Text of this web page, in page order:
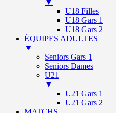
▼
U18 Filles
U18 Gars 1
U18 Gars 2
ÉQUIPES ADULTES
▼
Seniors Gars 1
Seniors Dames
U21
▼
U21 Gars 1
U21 Gars 2